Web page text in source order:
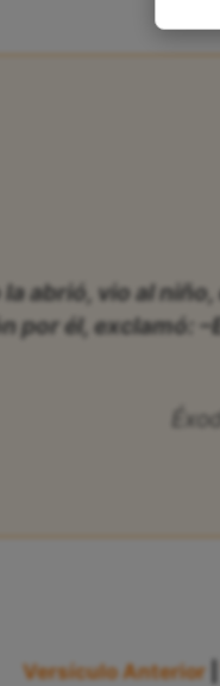
la abrió, vio al
por él, exclamó:
Versículo Anterior